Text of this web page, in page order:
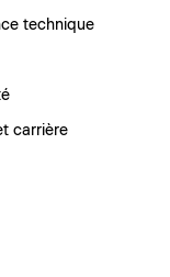
technique
carrière